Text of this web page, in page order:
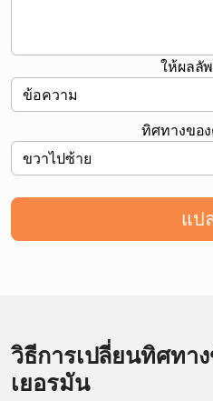
ให้ผลลั
ทิศทางขอ
แป
วิธีการเปลี่ยนทิศทา
เยอรมัน